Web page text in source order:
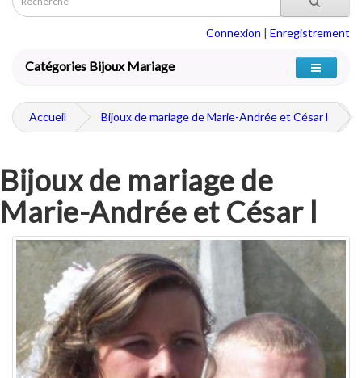
Connexion | Enregistrement
Catégories Bijoux Mariage
Accueil Bijoux de mariage de Marie-Andrée et César l
Bijoux de mariage de
Marie-Andrée et César l